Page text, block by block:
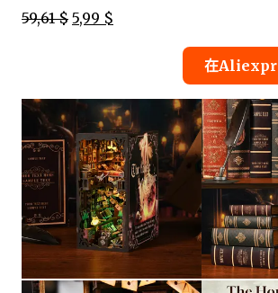
59,61 $ 5,99 $
在